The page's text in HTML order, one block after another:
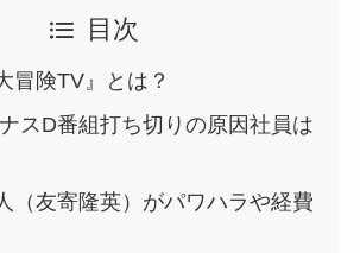
目次
冒険TV』とは？
ナスD番組打ち切りの原因社員は
（友寄隆英）がパワハラや経費